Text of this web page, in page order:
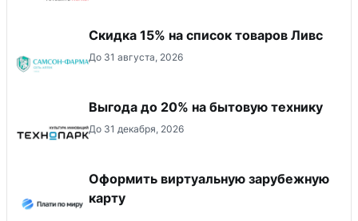
Скидка 15% на список товаров Ливс
До 31 августа, 2026
Выгода до 20% на бытовую технику
До 31 декабря, 2026
Оформить виртуальную зарубежную
карту